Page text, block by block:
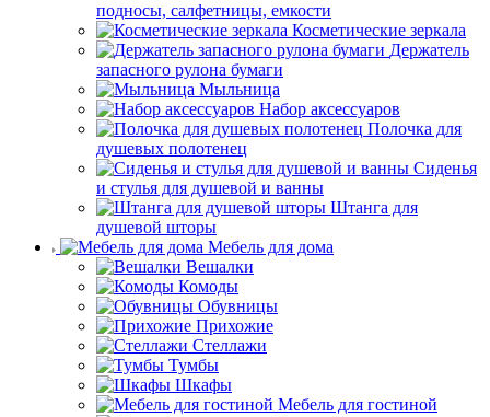
подносы, салфетницы, емкости
Косметические зеркала
Держатель
запасного рулона бумаги
Мыльница
Набор аксессуаров
Полочка для
душевых полотенец
Сиденья
и стулья для душевой и ванны
Штанга для
душевой шторы
Мебель для дома
Вешалки
Комоды
Обувницы
Прихожие
Стеллажи
Тумбы
Шкафы
Мебель для гостиной